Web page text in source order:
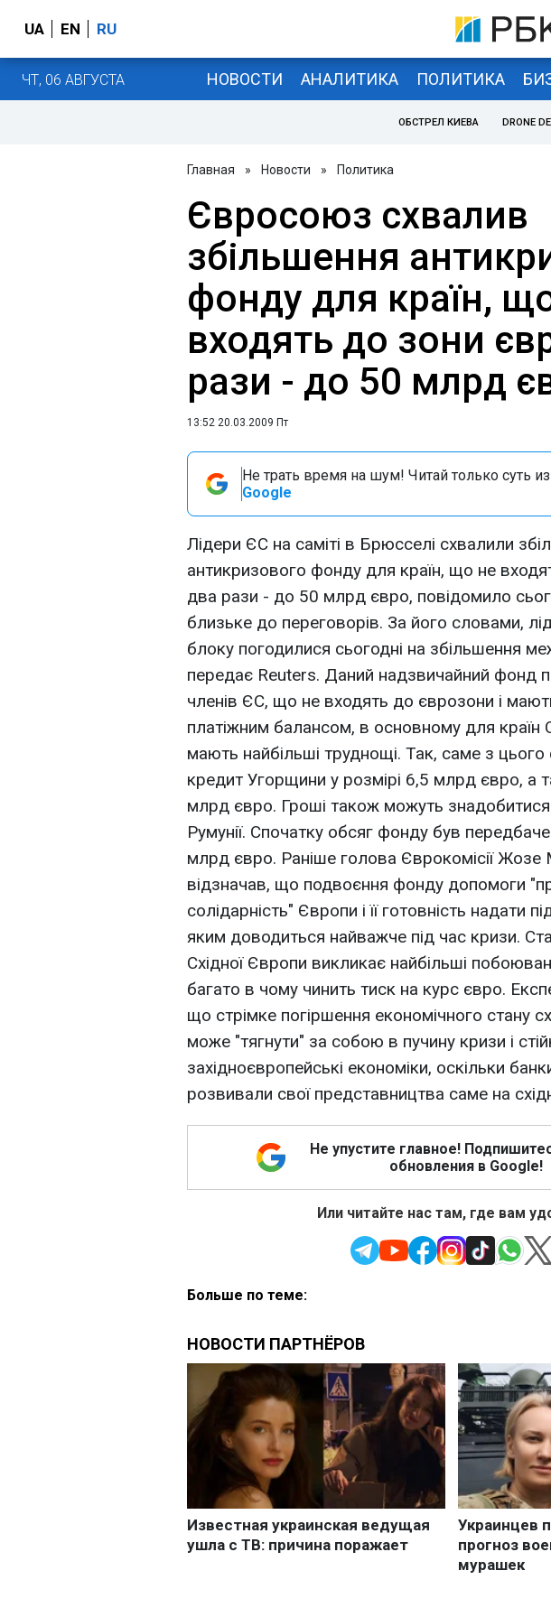
UA EN RU
ЧТ, 06 АВГУСТА НОВОСТИ АНАЛИТИКА ПОЛИТИКА
ОБСТРЕЛ КИЕВА DRONE
Главная » Новости » Политика
Євросоюз схвалив
збільшення
фонду для країн,
входять до зони
рази - до 50 млрд
13:52 20.03.2009 Пт
Не трать время на шум! Читай только суть из
Google
Лідери ЄС на саміті в Брюсселі схвалили
антикризового фонду для країн, що не
два рази - до 50 млрд євро, повідомило
близьке до переговорів. За його словами,
блоку погодилися сьогодні на збільшення
передає Reuters. Даний надзвичайний фонд
членів ЄС, що не входять до єврозони і
платіжним балансом, в основному для країн
мають найбільші труднощі. Так, саме з
кредит Угорщини у розмірі 6,5 млрд євро, а
млрд євро. Гроші також можуть
Румунії. Спочатку обсяг фонду був
млрд євро. Раніше голова Єврокомісії
відзначав, що подвоєння фонду допомоги
солідарність" Європи і її готовність надати
яким доводиться найважче під час кризи.
Східної Європи викликає найбільші
багато в чому чинить тиск на курс євро.
що стрімке погіршення економічного стану
може "тягнути" за собою в пучину кризи і
західноєвропейські економіки, оскільки
розвивали свої представництва саме на
Не упустите главное!
обновления в Google!
Или читайте нас там, где вам
Больше по теме: